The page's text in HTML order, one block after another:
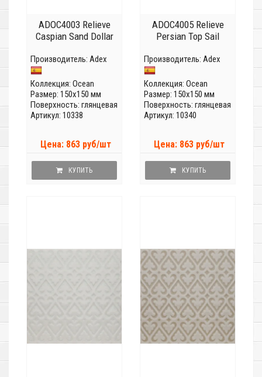
ADOC4003 Relieve
Caspian Sand Dollar
Производитель: Adex
Коллекция: Ocean
Размер: 150x150 мм
Поверхность: глянцевая
Артикул: 10338
Цена: 863 руб/шт
КУПИТЬ
ADOC4005 Relieve
Persian Top Sail
Производитель: Adex
Коллекция: Ocean
Размер: 150x150 мм
Поверхность: глянцевая
Артикул: 10340
Цена: 863 руб/шт
КУПИТЬ